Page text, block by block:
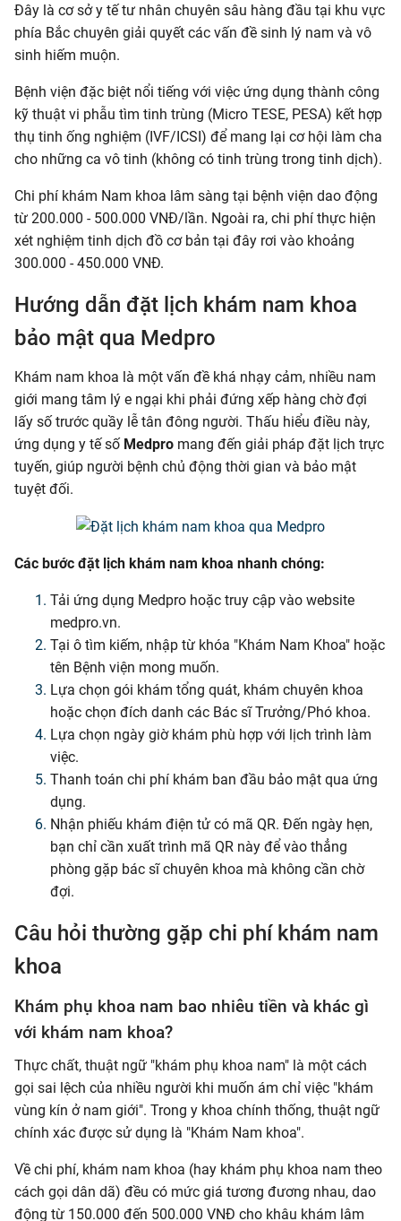
Đây là cơ sở y tế tư nhân chuyên sâu hàng đầu tại khu vực
phía Bắc chuyên giải quyết các vấn đề sinh lý nam và vô
sinh hiếm muộn.
Bệnh viện đặc biệt nổi tiếng với việc ứng dụng thành công
kỹ thuật vi phẫu tìm tinh trùng (Micro TESE, PESA) kết hợp
thụ tinh ống nghiệm (IVF/ICSI) để mang lại cơ hội làm cha
cho những ca vô tinh (không có tinh trùng trong tinh dịch).
Chi phí khám Nam khoa lâm sàng tại bệnh viện dao động
từ 200.000 - 500.000 VNĐ/lần. Ngoài ra, chi phí thực hiện
xét nghiệm tinh dịch đồ cơ bản tại đây rơi vào khoảng
300.000 - 450.000 VNĐ.
Hướng dẫn đặt lịch khám nam khoa
bảo mật qua Medpro
Khám nam khoa là một vấn đề khá nhạy cảm, nhiều nam
giới mang tâm lý e ngại khi phải đứng xếp hàng chờ đợi
lấy số trước quầy lễ tân đông người. Thấu hiểu điều này,
ứng dụng y tế số Medpro mang đến giải pháp đặt lịch trực
tuyến, giúp người bệnh chủ động thời gian và bảo mật
tuyệt đối.
Các bước đặt lịch khám nam khoa nhanh chóng:
Tải ứng dụng Medpro hoặc truy cập vào website
medpro.vn.
Tại ô tìm kiếm, nhập từ khóa "Khám Nam Khoa" hoặc
tên Bệnh viện mong muốn.
Lựa chọn gói khám tổng quát, khám chuyên khoa
hoặc chọn đích danh các Bác sĩ Trưởng/Phó khoa.
Lựa chọn ngày giờ khám phù hợp với lịch trình làm
việc.
Thanh toán chi phí khám ban đầu bảo mật qua ứng
dụng.
Nhận phiếu khám điện tử có mã QR. Đến ngày hẹn,
bạn chỉ cần xuất trình mã QR này để vào thẳng
phòng gặp bác sĩ chuyên khoa mà không cần chờ
đợi.
Câu hỏi thường gặp chi phí khám nam
khoa
Khám phụ khoa nam bao nhiêu tiền và khác gì
với khám nam khoa?
Thực chất, thuật ngữ "khám phụ khoa nam" là một cách
gọi sai lệch của nhiều người khi muốn ám chỉ việc "khám
vùng kín ở nam giới". Trong y khoa chính thống, thuật ngữ
chính xác được sử dụng là "Khám Nam khoa".
Về chi phí, khám nam khoa (hay khám phụ khoa nam theo
cách gọi dân dã) đều có mức giá tương đương nhau, dao
động từ 150.000 đến 500.000 VNĐ cho khâu khám lâm